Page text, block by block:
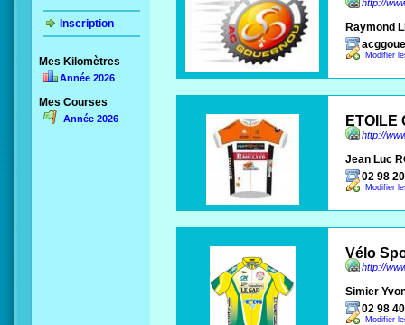
Inscription
Mes Kilomètres
Année 2026
Mes Courses
Année 2026
http://
Raymond
Modifier
ETOILE
http://
Jean Luc
02 98
Modifier
Vélo
http://
Simier
02 98
Modifier